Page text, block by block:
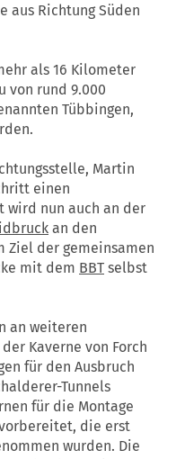
aus Richtung Süden
als 16 Kilometer
von rund 9.000
Tübbingen,
Martin
einen
wird nun auch an der
an den
Ziel der gemeinsamen
mit dem BBT selbst
an weiteren
Kaverne von Forch
für den Ausbruch
Tunnels
für die Montage
die erst
wurden. Die